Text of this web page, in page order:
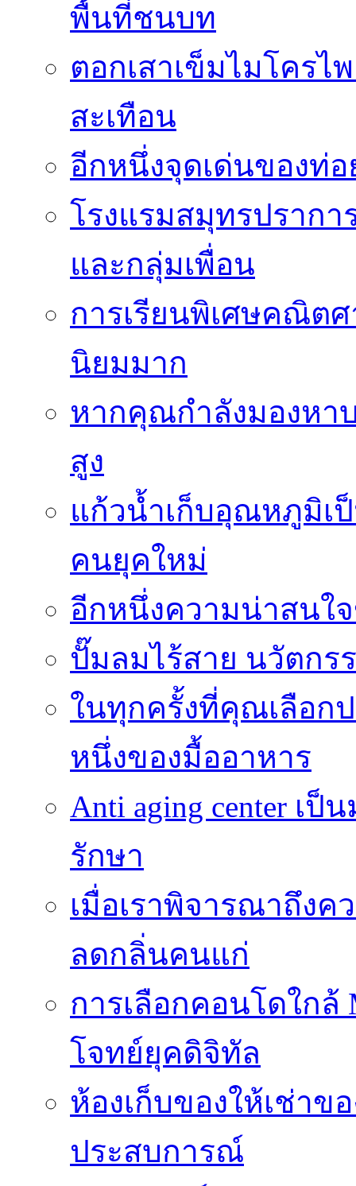
พื้นที่ชนบท
ตอกเสาเข็มไมโคร
สะเทือน
อีกหนึ่งจุดเด่นของท่
โรงแรมสมุทรปราก
และกลุ่มเพื่อน
การเรียนพิเศษคณิต
นิยมมาก
หากคุณกำลังมองหา
สูง
แก้วน้ำเก็บอุณหภูมิเ
คนยุคใหม่
อีกหนึ่งความน่าสนใ
ปั๊มลมไร้สาย นวัตก
ในทุกครั้งที่คุณเลือก
หนึ่งของมื้ออาหาร
Anti aging center เ
รักษา
เมื่อเราพิจารณาถึง
ลดกลิ่นคนแก่
การเลือกคอนโดใก
โจทย์ยุคดิจิทัล
ห้องเก็บของให้เช่าข
ประสบการณ์